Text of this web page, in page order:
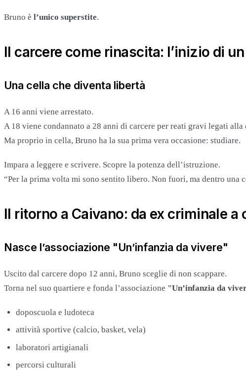
Bruno è l’unico superstite.
Il carcere come rinascita: l’inizio di
Una cella che diventa libertà
A 16 anni viene arrestato.
A 18 viene condannato a 28 anni di carcere per reati gravi legati alla
Ma proprio in cella, Bruno ha la sua prima vera occasione: studiare.
Impara a leggere e scrivere. Scopre la potenza dell’istruzione.
“Per la prima volta mi sono sentito libero. Non fuori, ma dentro una
Il ritorno a Caivano: da ex criminale
Nasce l’associazione "Un’infanzia da vivere"
Uscito dal carcere dopo 12 anni, Bruno sceglie di non scappare.
Torna nel suo quartiere e fonda l’associazione "Un’infanzia da
doposcuola e ludoteca
attività sportive (calcio, basket, vela)
laboratori artigianali
percorsi culturali